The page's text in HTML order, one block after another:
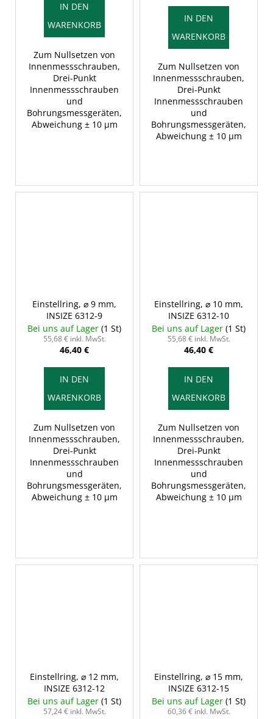
IN DEN
WARENKORB
Zum Nullsetzen von
Innenmessschrauben,
Drei-Punkt
Innenmessschrauben
und
Bohrungsmessgeräten,
Abweichung ± 10 µm
IN DEN
WARENKORB
Zum Nullsetzen von
Innenmessschrauben,
Drei-Punkt
Innenmessschrauben
und
Bohrungsmessgeräten,
Abweichung ± 10 µm
Einstellring, ⌀ 9 mm,
INSIZE 6312-9
Bei uns auf Lager (1 St)
55,68 € inkl. MwSt.
46,40 €
IN DEN
WARENKORB
Zum Nullsetzen von
Innenmessschrauben,
Drei-Punkt
Innenmessschrauben
und
Bohrungsmessgeräten,
Abweichung ± 10 µm
Einstellring, ⌀ 10 mm,
INSIZE 6312-10
Bei uns auf Lager (1 St)
55,68 € inkl. MwSt.
46,40 €
IN DEN
WARENKORB
Zum Nullsetzen von
Innenmessschrauben,
Drei-Punkt
Innenmessschrauben
und
Bohrungsmessgeräten,
Abweichung ± 10 µm
Einstellring, ⌀ 12 mm,
INSIZE 6312-12
Bei uns auf Lager (1 St)
57,24 € inkl. MwSt.
Einstellring, ⌀ 15 mm,
INSIZE 6312-15
Bei uns auf Lager (1 St)
60,36 € inkl. MwSt.